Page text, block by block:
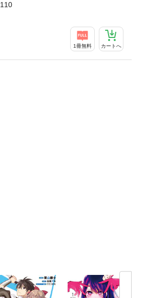
110
1冊無料 カートへ